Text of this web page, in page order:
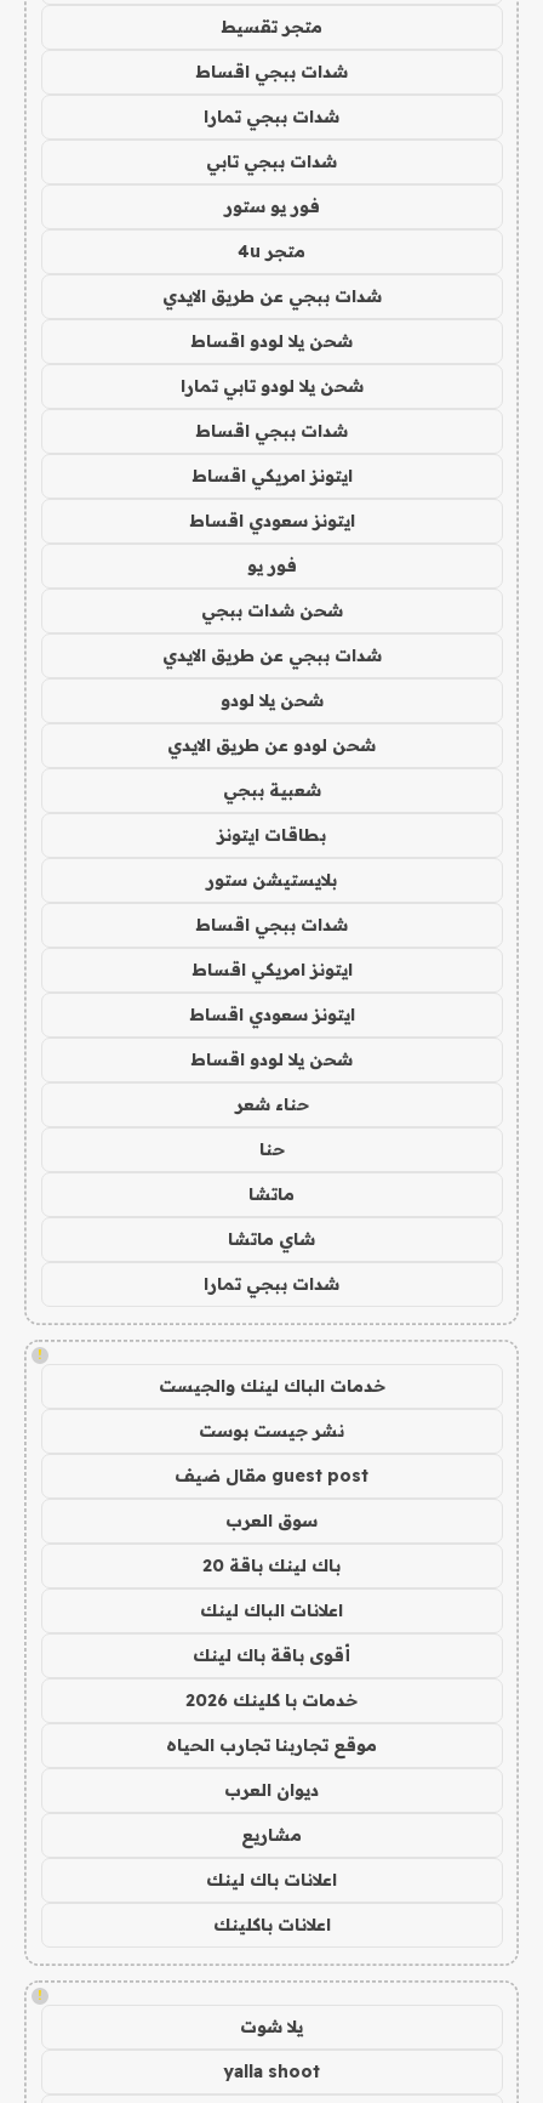
متجر تقسيط
شدات ببجي اقساط
شدات ببجي تمارا
شدات ببجي تابي
فور يو ستور
متجر 4u
شدات ببجي عن طريق الايدي
شحن يلا لودو اقساط
شحن يلا لودو تابي تمارا
شدات ببجي اقساط
ايتونز امريكي اقساط
ايتونز سعودي اقساط
فور يو
شحن شدات ببجي
شدات ببجي عن طريق الايدي
شحن يلا لودو
شحن لودو عن طريق الايدي
شعبية ببجي
بطاقات ايتونز
بلايستيشن ستور
شدات ببجي اقساط
ايتونز امريكي اقساط
ايتونز سعودي اقساط
شحن يلا لودو اقساط
حناء شعر
حنا
ماتشا
شاي ماتشا
شدات ببجي تمارا
!
خدمات الباك لينك والجيست
نشر جيست بوست
guest post مقال ضيف
سوق العرب
باك لينك باقة 20
اعلانات الباك لينك
أقوى باقة باك لينك
خدمات با كلينك 2026
موقع تجاربنا تجارب الحياه
ديوان العرب
مشاريع
اعلانات باك لينك
اعلانات باكلينك
!
يلا شوت
yalla shoot